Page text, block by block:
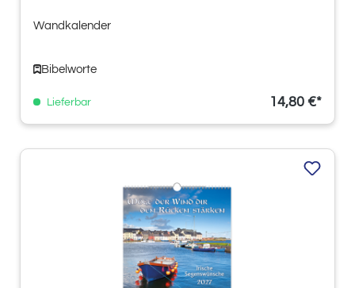
Wandkalender
Bibelworte
Lieferbar 14,80 €*